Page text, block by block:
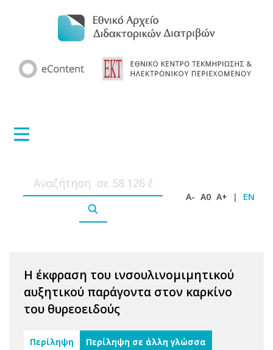
A- A0 A+ | EN
Η έκφραση του ινσουλινομιμητικού
αυξητικού παράγοντα στον καρκίνο
του θυρεοειδούς
Περίληψη Περίληψη σε άλλη γλώσσα